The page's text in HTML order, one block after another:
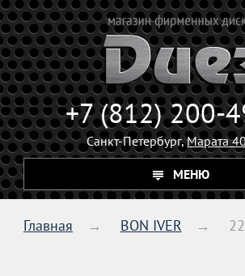
+7 (812) 200-
Санкт-Петербург,Марата
МЕНЮ
Главная BON IVER